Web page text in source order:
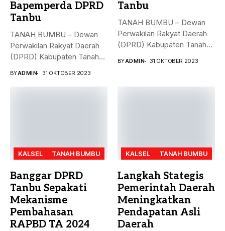
Bapemperda DPRD
Tanbu
TANAH BUMBU – Dewan
Perwakilan Rakyat Daerah
(DPRD) Kabupaten Tanah
BYADMIN 31 OKTOBER 2023
Tanbu
TANAH BUMBU – Dewan
Perwakilan Rakyat Daerah
(DPRD) Kabupaten Tanah
BYADMIN 31 OKTOBER 2023
KALSEL TANAH BUMBU
Banggar DPRD
Tanbu Sepakati
Mekanisme
Pembahasan
RAPBD TA 2024
KALSEL TANAH BUMBU
Langkah Stategis
Pemerintah Daerah
Meningkatkan
Pendapatan Asli
Daerah